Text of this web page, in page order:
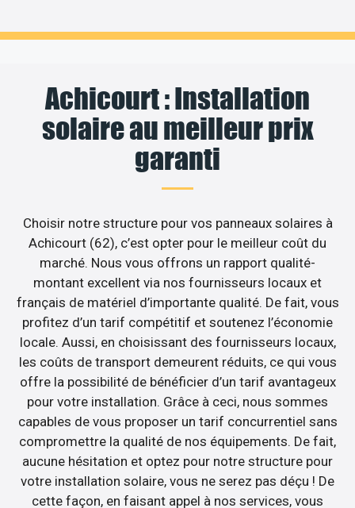
Achicourt : Installation
solaire au meilleur prix
garanti
Choisir notre structure pour vos panneaux solaires à
Achicourt (62), c’est opter pour le meilleur coût du
marché. Nous vous offrons un rapport qualité-
montant excellent via nos fournisseurs locaux et
français de matériel d’importante qualité. De fait, vous
profitez d’un tarif compétitif et soutenez l’économie
locale. Aussi, en choisissant des fournisseurs locaux,
les coûts de transport demeurent réduits, ce qui vous
offre la possibilité de bénéficier d’un tarif avantageux
pour votre installation. Grâce à ceci, nous sommes
capables de vous proposer un tarif concurrentiel sans
compromettre la qualité de nos équipements. De fait,
aucune hésitation et optez pour notre structure pour
votre installation solaire, vous ne serez pas déçu ! De
cette façon, en faisant appel à nos services, vous